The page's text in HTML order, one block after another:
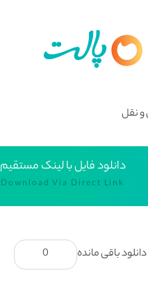
دانلود فایل با لینک مستقیم
Download Via Direct Link
باقی مانده 0